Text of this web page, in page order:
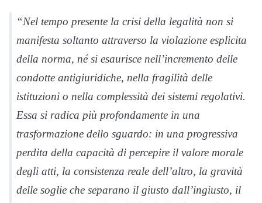
“Nel tempo presente la crisi della legalità non si
manifesta soltanto attraverso la violazione esplicita
della norma, né si esaurisce nell’incremento delle
condotte antigiuridiche, nella fragilità delle
istituzioni o nella complessità dei sistemi regolativi.
Essa si radica più profondamente in una
trasformazione dello sguardo: in una progressiva
perdita della capacità di percepire il valore morale
degli atti, la consistenza reale dell’altro, la gravità
delle soglie che separano il giusto dall’ingiusto, il